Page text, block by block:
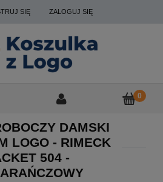
SIĘ ZALOGUJ SIĘ
DAMSKI
LOGO - RIMECK
504 -